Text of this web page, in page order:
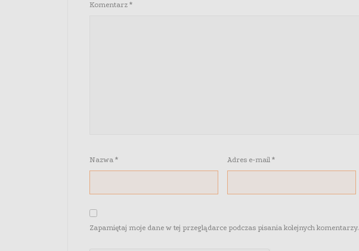
Komentarz *
Nazwa * Adres e-mail *
Zapamiętaj moje dane w tej przeglądarce podczas pisania kolejnych komentarzy.